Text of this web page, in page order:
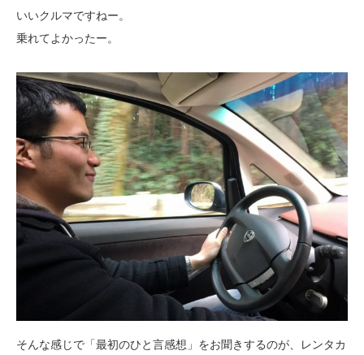
いいクルマですねー。
乗れてよかったー。
そんな感じで「最初のひと言感想」をお聞きするのが、レンタカ